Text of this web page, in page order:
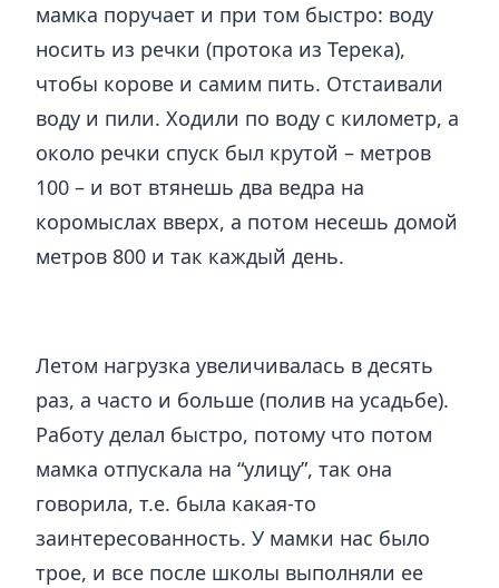
мамка поручает и при том быстро: воду
носить из речки (протока из Терека),
чтобы корове и самим пить. Отстаивали
воду и пили. Ходили по воду с километр, а
около речки спуск был крутой – метров
100 – и вот втянешь два ведра на
коромыслах вверх, а потом несешь домой
метров 800 и так каждый день.
Летом нагрузка увеличивалась в десять
раз, а часто и больше (полив на усадьбе).
Работу делал быстро, потому что потом
мамка отпускала на “улицу”, так она
говорила, т.е. была какая-то
заинтересованность. У мамки нас было
трое, и все после школы выполняли ее